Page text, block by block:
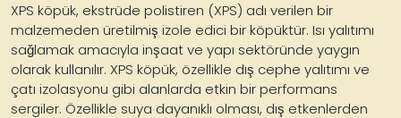
XPS köpük, ekstrüde polistiren (XPS) adı verilen bir
malzemeden üretilmiş izole edici bir köpüktür. Isı yalıtımı
sağlamak amacıyla inşaat ve yapı sektöründe yaygın
olarak kullanılır. XPS köpük, özellikle dış cephe yalıtımı ve
çatı izolasyonu gibi alanlarda etkin bir performans
sergiler. Özellikle suya dayanıklı olması, dış etkenlerden